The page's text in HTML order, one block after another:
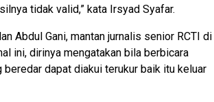
tidak valid,” kata Irsyad Syafar.
Abdul Gani, mantan jurnalis senior RCTI di
ini, dirinya mengatakan bila berbicara
dapat diakui terukur baik itu keluar